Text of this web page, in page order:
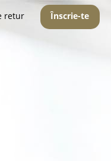
retur Înscrie-te